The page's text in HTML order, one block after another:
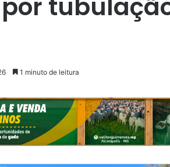
1 minuto de leitura